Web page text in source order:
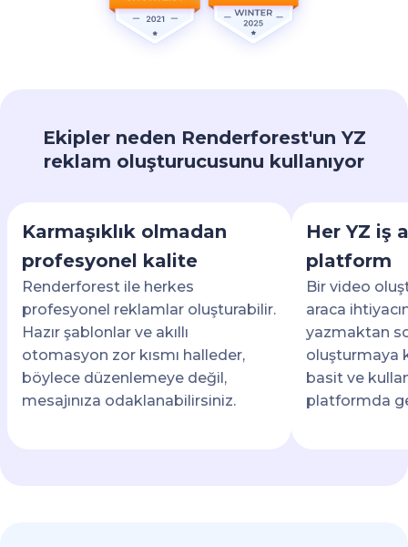
Ekipler neden Renderforest'un YZ
reklam oluşturucusunu kullanıyor
Karmaşıklık olmadan
profesyonel kalite
Renderforest ile herkes
profesyonel reklamlar oluşturabilir.
Hazır şablonlar ve akıllı
otomasyon zor kısmı halleder,
böylece düzenlemeye değil,
mesajınıza odaklanabilirsiniz.
Her YZ iş
platform
Bir video
araca
yazmaktan
oluşturmaya
basit ve
platformda